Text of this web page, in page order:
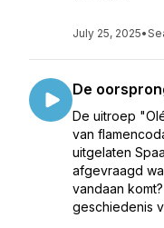
July 25, 2025•
De
De uitroep
van
uitgelaten
afgevraagd
vandaan
geschiedenis